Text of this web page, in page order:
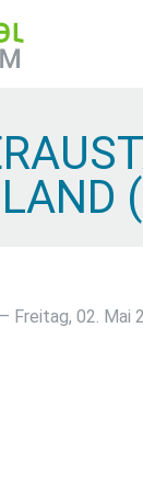
Freitag, 02. Mai